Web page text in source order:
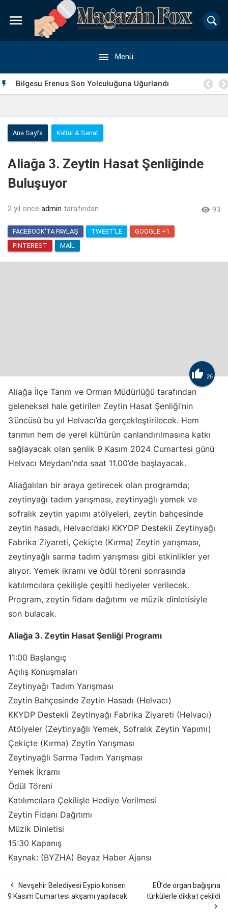

 Menü
 Bilgesu Erenus Son Yolculuğuna Uğurlandı
Ana Sayfa Kültür & Sanat
Aliağa 3. Zeytin Hasat Şenliğinde
Buluşuyor
2 yıl önce admin tarafından  93
FACEBOOK'TA PAYLAŞ TWEET'LE
GOOGLE +1
PINTEREST
MAIL
 26
Aliağa İlçe Tarım ve Orman Müdürlüğü tarafından
geleneksel hale getirilen Zeytin Hasat Şenliği’nin
3’üncüsü bu yıl Helvacı’da gerçekleştirilecek. Hem
tarımın hem de yerel kültürün canlandırılmasına katkı
sağlayacak olan şenlik 9 Kasım 2024 Cumartesi günü
Helvacı Meydanı’nda saat 11.00’de başlayacak.
Aliağalıları bir araya getirecek olan programda;
zeytinyağı tadım yarışması, zeytinyağlı yemek ve
sofralık zeytin yapımı atölyeleri, zeytin bahçesinde
zeytin hasadı, Helvacı’daki KKYDP Destekli Zeytinyağı
Fabrika Ziyareti, Çekiçte (Kırma) Zeytin yarışması,
zeytinyağlı sarma tadım yarışması gibi etkinlikler yer
alıyor. Yemek ikramı ve ödül töreni sonrasında
katılımcılara çekilişle çeşitli hediyeler verilecek.
Program, zeytin fidanı dağıtımı ve müzik dinletisiyle
son bulacak.
Aliağa 3. Zeytin Hasat Şenliği Programı
11:00 Başlangıç
Açılış Konuşmaları
Zeytinyağı Tadım Yarışması
Zeytin Bahçesinde Zeytin Hasadı (Helvacı)
KKYDP Destekli Zeytinyağı Fabrika Ziyareti (Helvacı)
Atölyeler (Zeytinyağlı Yemek, Sofralık Zeytin Yapımı)
Çekiçte (Kırma) Zeytin Yarışması
Zeytinyağlı Sarma Tadım Yarışması
Yemek İkramı
Ödül Töreni
Katılımcılara Çekilişle Hediye Verilmesi
Zeytin Fidanı Dağıtımı
Müzik Dinletisi
15:30 Kapanış
Kaynak: (BYZHA) Beyaz Haber Ajansı

Nevşehir Belediyesi Eypio konseri
9 Kasım Cumartesi akşamı yapılacak
EÜ’de organ bağışına
türkülerle dikkat çekildi
